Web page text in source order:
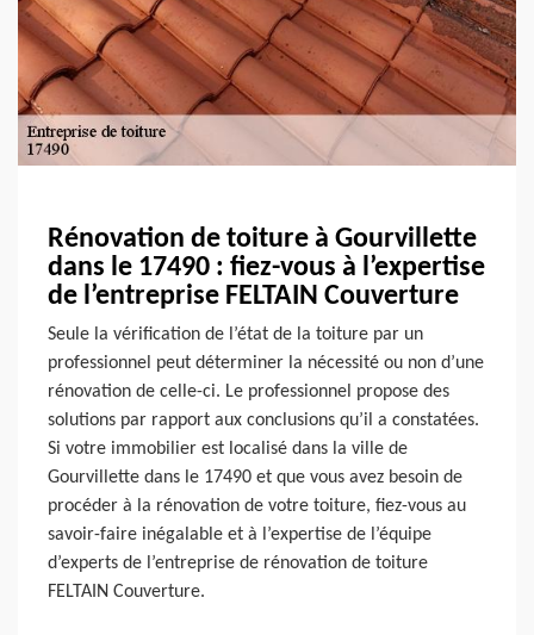
Rénovation de toiture à Gourvillette
dans le 17490 : fiez-vous à l’expertise
de l’entreprise FELTAIN Couverture
Seule la vérification de l’état de la toiture par un
professionnel peut déterminer la nécessité ou non d’une
rénovation de celle-ci. Le professionnel propose des
solutions par rapport aux conclusions qu’il a constatées.
Si votre immobilier est localisé dans la ville de
Gourvillette dans le 17490 et que vous avez besoin de
procéder à la rénovation de votre toiture, fiez-vous au
savoir-faire inégalable et à l’expertise de l’équipe
d’experts de l’entreprise de rénovation de toiture
FELTAIN Couverture.